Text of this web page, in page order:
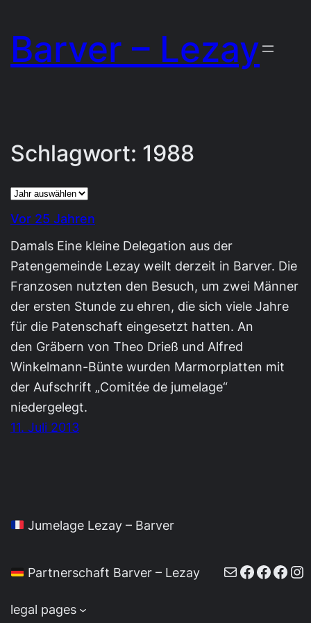
Inhalt
springen
Barver – Lezay
Schlagwort: 1988
Archiv
Vor 25 Jahren
Damals Eine kleine Delegation aus der
Patengemeinde Lezay weilt derzeit in Barver. Die
Franzosen nutzten den Besuch, um zwei Männer
der ersten Stunde zu ehren, die sich viele Jahre
für die Patenschaft eingesetzt hatten. An
den Gräbern von Theo Drieß und Alfred
Winkelmann-Bünte wurden Marmorplatten mit
der Aufschrift „Comitée de jumelage“
niedergelegt.
11. Juli 2013
Jumelage Lezay – Barver
Partnerschaft Barver – Lezay E-Mail
legal pages